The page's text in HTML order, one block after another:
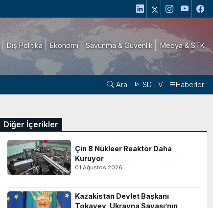
Dış Politika Ekonomi Savunma & Güvenlik Medya & STK
Ara SD TV Haberler
Diğer İçerikler
Çin 8 Nükleer Reaktör Daha
Kuruyor
01 Ağustos 2026
Kazakistan Devlet Başkanı
Tokayev, Ukrayna Savaşı’nın